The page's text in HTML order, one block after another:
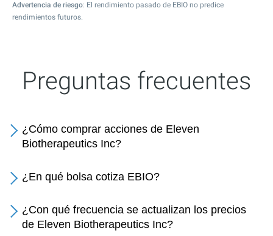
Advertencia de riesgo: El rendimiento pasado de EBIO no predice
rendimientos futuros.
Preguntas frecuentes
¿Cómo comprar acciones de Eleven
Biotherapeutics Inc?
¿En qué bolsa cotiza EBIO?
¿Con qué frecuencia se actualizan los precios
de Eleven Biotherapeutics Inc?